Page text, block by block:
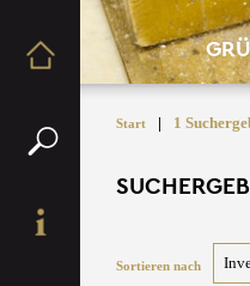
Start | 1
Sortieren nach